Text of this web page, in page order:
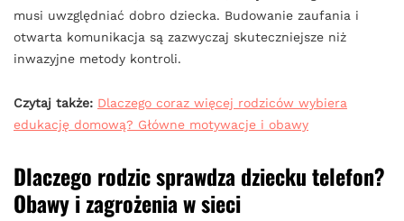
musi uwzględniać dobro dziecka. Budowanie zaufania i
otwarta komunikacja są zazwyczaj skuteczniejsze niż
inwazyjne metody kontroli.
Czytaj także: Dlaczego coraz więcej rodziców wybiera
edukację domową? Główne motywacje i obawy
Dlaczego rodzic sprawdza dziecku telefon?
Obawy i zagrożenia w sieci